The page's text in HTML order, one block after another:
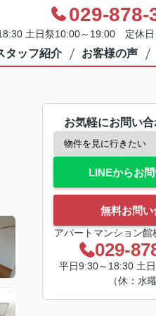
029-878-
土日祭10:00～19:00 定休日
タッフ紹介 お客様の声
お気軽にお問い
LINEからお
無料お問い
アパートマンション
029-
平日9:30～18:30 土
（休：水